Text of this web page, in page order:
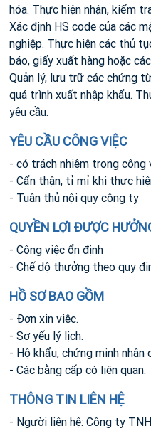
hóa. Thực hiện nhận, kiểm
Xác định HS code của các
nghiệp. Thực hiện các thủ
báo, giấy xuất hàng hoặc
Quản lý, lưu trữ các chứng
quá trình xuất nhập khẩu.
yêu cầu.
YÊU CẦU CÔNG VIỆC
- có trách nhiệm trong công
- Cẩn thận, tỉ mỉ khi thực
- Tuân thủ nội quy công ty
QUYỀN LỢI ĐƯỢC
- Công việc ổn định
- Chế dộ thưởng theo quy
HỒ SƠ BAO GỒM
- Đơn xin việc.
- Sơ yếu lý lịch.
- Hộ khẩu, chứng minh nhân
- Các bằng cấp có liên quan.
THÔNG TIN LIÊN HỆ
- Người liên hệ: Công ty